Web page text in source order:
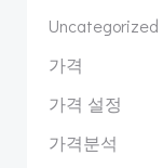
Uncategorized
가격
가격 설정
가격분석